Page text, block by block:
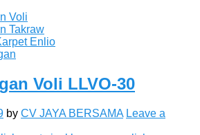
Voli
Takraw
Enlio
Voli LLVO-30
by CV JAYA BERSAMA Leave a